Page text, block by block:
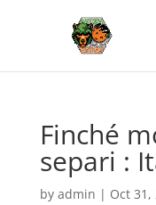
Finché
separi :
by admin | Oct 31,